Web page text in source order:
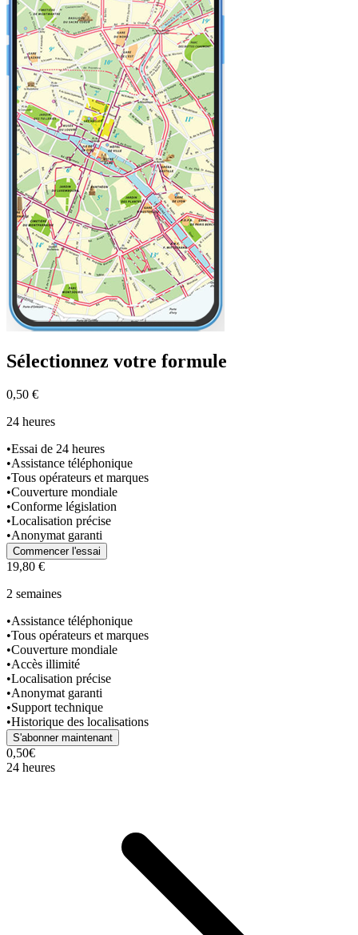
Sélectionnez votre formule
0,50 €
24 heures
•Essai de 24 heures
•Assistance téléphonique
•Tous opérateurs et marques
•Couverture mondiale
•Conforme législation
•Localisation précise
•Anonymat garanti
Commencer l'essai
19,80 €
2 semaines
•Assistance téléphonique
•Tous opérateurs et marques
•Couverture mondiale
•Accès illimité
•Localisation précise
•Anonymat garanti
•Support technique
•Historique des localisations
S'abonner maintenant
0,50€
24 heures